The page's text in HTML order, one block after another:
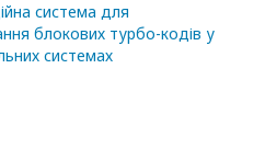
система для
блокових турбо-кодів у
системах